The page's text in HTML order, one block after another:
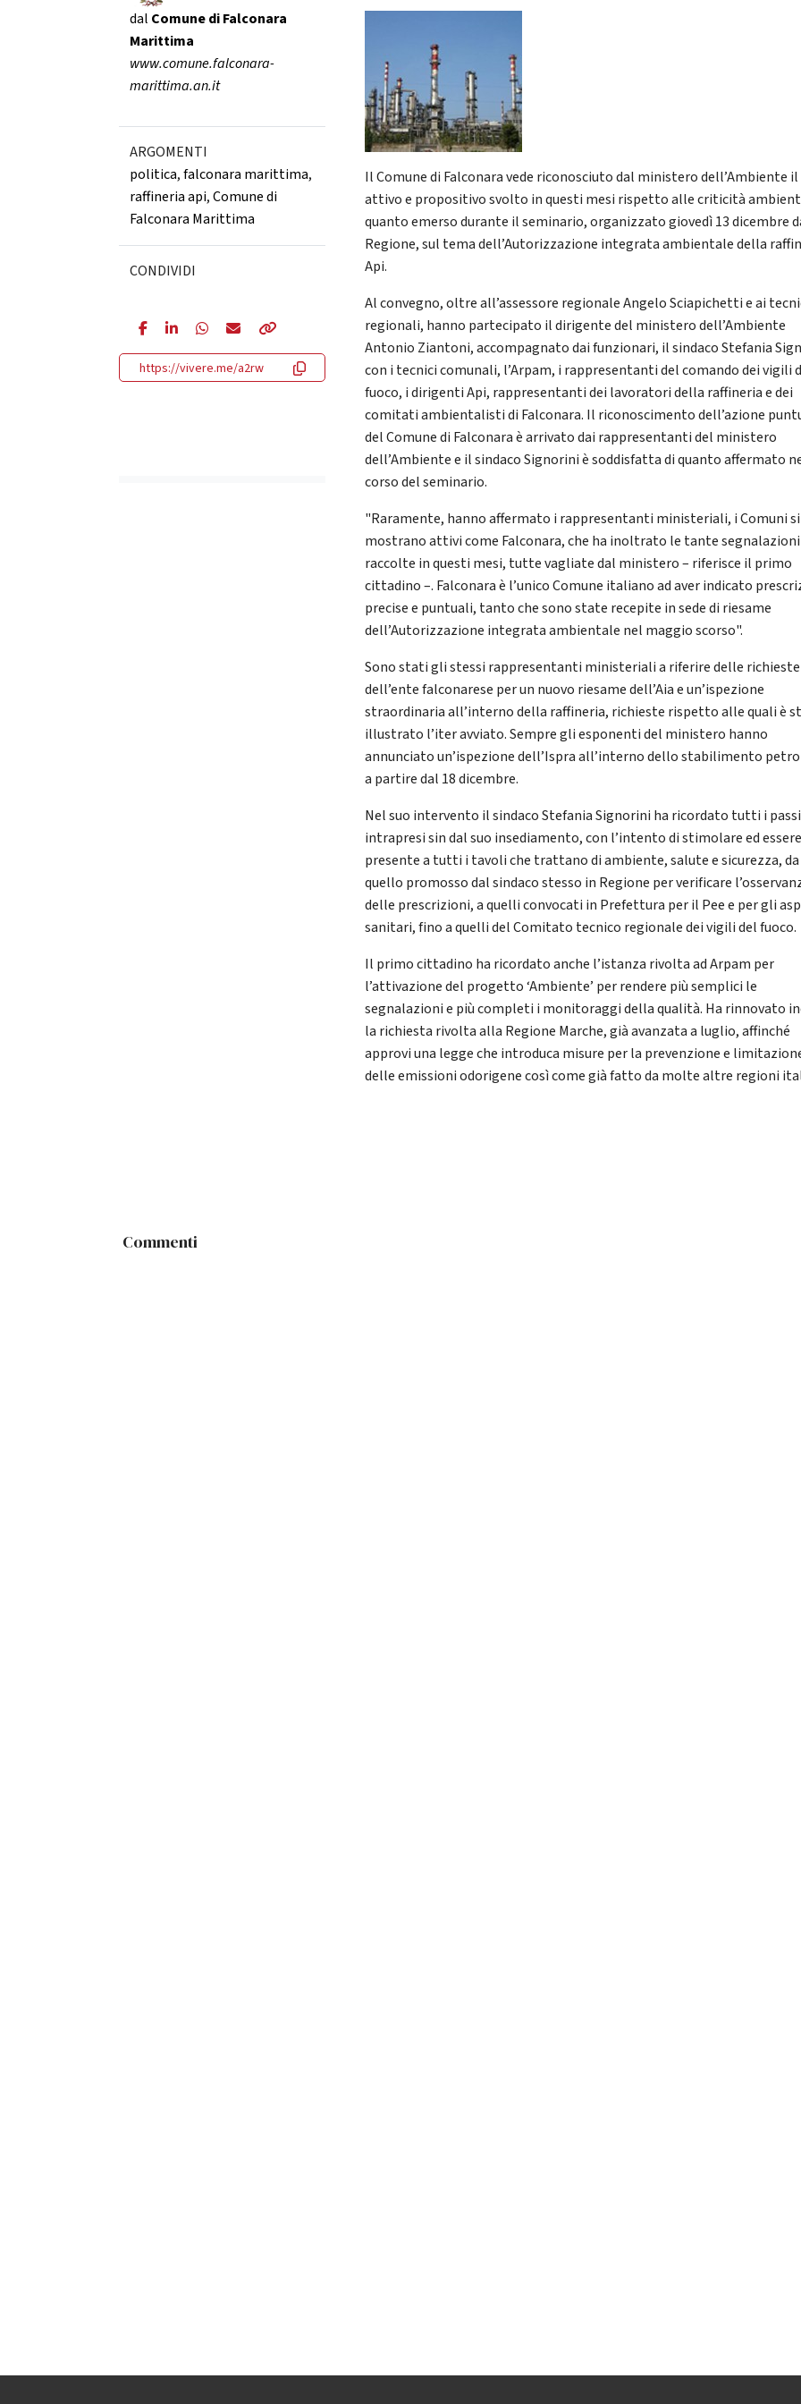
dal Comune di Falconara
Marittima
www.comune.falconara-
marittima.an.it
ARGOMENTI
politica,falconara marittima,
raffineria api,Comune di
Falconara Marittima
CONDIVIDI
https://vivere.me/a2rw
Il Comune di Falconara vede riconosciuto dal ministero dell’Ambiente
attivo e propositivo svolto in questi mesi rispetto alle criticità
quanto emerso durante il seminario, organizzato giovedì 13 dicembre
Regione, sul tema dell’Autorizzazione integrata ambientale della
Api.
Al convegno, oltre all’assessore regionale Angelo Sciapichetti e ai
regionali, hanno partecipato il dirigente del ministero dell’Ambiente
Antonio Ziantoni, accompagnato dai funzionari, il sindaco Stefania
con i tecnici comunali, l’Arpam, i rappresentanti del comando dei vigili
fuoco, i dirigenti Api, rappresentanti dei lavoratori della raffineria e dei
comitati ambientalisti di Falconara. Il riconoscimento dell’azione
del Comune di Falconara è arrivato dai rappresentanti del ministero
dell’Ambiente e il sindaco Signorini è soddisfatta di quanto affermato
corso del seminario.
"Raramente, hanno affermato i rappresentanti ministeriali, i Comuni si
mostrano attivi come Falconara, che ha inoltrato le tante segnalazioni
raccolte in questi mesi, tutte vagliate dal ministero – riferisce il primo
cittadino –. Falconara è l’unico Comune italiano ad aver indicato
precise e puntuali, tanto che sono state recepite in sede di riesame
dell’Autorizzazione integrata ambientale nel maggio scorso".
Sono stati gli stessi rappresentanti ministeriali a riferire delle richieste
dell’ente falconarese per un nuovo riesame dell’Aia e un’ispezione
straordinaria all’interno della raffineria, richieste rispetto alle quali è
illustrato l’iter avviato. Sempre gli esponenti del ministero hanno
annunciato un’ispezione dell’Ispra all’interno dello stabilimento
a partire dal 18 dicembre.
Nel suo intervento il sindaco Stefania Signorini ha ricordato tutti i passi
intrapresi sin dal suo insediamento, con l’intento di stimolare ed essere
presente a tutti i tavoli che trattano di ambiente, salute e sicurezza, da
quello promosso dal sindaco stesso in Regione per verificare
delle prescrizioni, a quelli convocati in Prefettura per il Pee e per gli
sanitari, fino a quelli del Comitato tecnico regionale dei vigili del fuoco.
Il primo cittadino ha ricordato anche l’istanza rivolta ad Arpam per
l’attivazione del progetto ‘Ambiente’ per rendere più semplici le
segnalazioni e più completi i monitoraggi della qualità. Ha rinnovato
la richiesta rivolta alla Regione Marche, già avanzata a luglio, affinché
approvi una legge che introduca misure per la prevenzione e
delle emissioni odorigene così come già fatto da molte altre regioni
Commenti